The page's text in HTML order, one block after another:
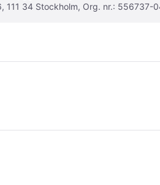
111 34 Stockholm, Org. nr.: 556737-